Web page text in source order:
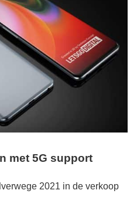
met 5G support
2021 in de verkoop